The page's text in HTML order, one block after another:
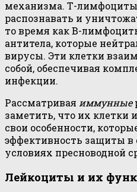
механизма. Т-лимфоциты
распознавать и
то время как В-
антитела, которые
вирусы. Эти клетки
собой, обеспечивая
инфекции.
Рассматривая иммунные
заметить, что их
свои особенности,
эффективность защиты в
условиях пресноводной
Лейкоциты и их